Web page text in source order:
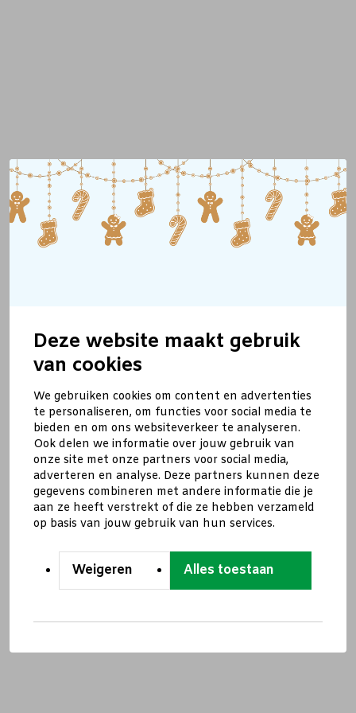
Deze website maakt gebruik
van cookies
We gebruiken cookies om content en advertenties
te personaliseren, om functies voor social media te
bieden en om ons websiteverkeer te analyseren.
Ook delen we informatie over jouw gebruik van
onze site met onze partners voor social media,
adverteren en analyse. Deze partners kunnen deze
gegevens combineren met andere informatie die je
aan ze heeft verstrekt of die ze hebben verzameld
op basis van jouw gebruik van hun services.
Weigeren Alles toestaan